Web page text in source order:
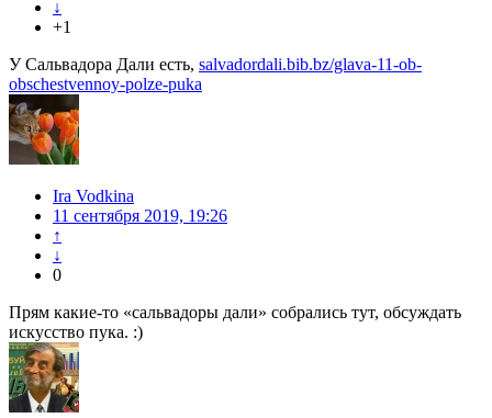
↓
+1
У Сальвадора Дали есть, salvadordali.bib.bz/glava-11-ob-
obschestvennoy-polze-puka
Ira Vodkina
11 сентября 2019, 19:26
↑
↓
0
Прям какие-то «сальвадоры дали» собрались тут, обсуждать
искусство пука. :)